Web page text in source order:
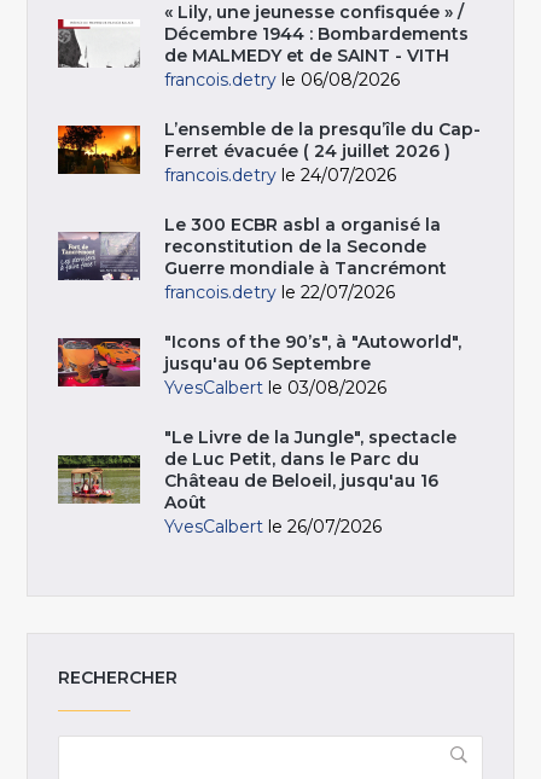
« Lily, une jeunesse confisquée » /
Décembre 1944 : Bombardements
de MALMEDY et de SAINT - VITH
francois.detry le 06/08/2026
L’ensemble de la presqu’île du Cap-
Ferret évacuée ( 24 juillet 2026 )
francois.detry le 24/07/2026
Le 300 ECBR asbl a organisé la
reconstitution de la Seconde
Guerre mondiale à Tancrémont
francois.detry le 22/07/2026
"Icons of the 90’s", à "Autoworld",
jusqu'au 06 Septembre
YvesCalbert le 03/08/2026
"Le Livre de la Jungle", spectacle
de Luc Petit, dans le Parc du
Château de Beloeil, jusqu'au 16
Août
YvesCalbert le 26/07/2026
RECHERCHER